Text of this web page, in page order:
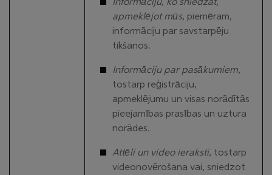
apmeklējot mūs, piemēram,
informāciju par savstarpēju
tikšanos.
Informāciju par pasākumiem,
tostarp reģistrāciju,
apmeklējumu un visas norādītās
pieejamības prasības un uztura
norādes.
Attēli un video ieraksti, tostarp
videonovērošana vai, sniedzot